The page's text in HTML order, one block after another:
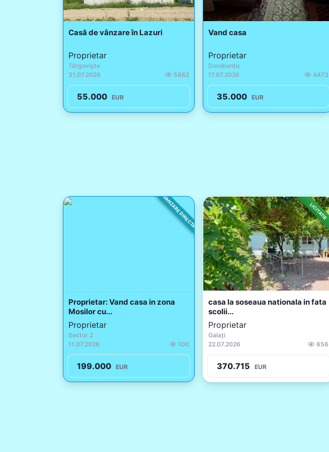
Casă de vânzare în Lazuri
Proprietar
Târgoviște
31.07.2026
5862
55.000 EUR
Vand casa
Proprietar
Dorobanțu
17.07.2026
4473
35.000 EUR
VANZARE DIRECTA
Proprietar: Vand casa in zona
Mosilor cu...
Proprietar
Sector 2
11.07.2026
100
199.000 EUR
LICITATIE
casa la soseaua nationala in fata
scolii...
Proprietar
Galați
22.07.2026
656
370.715 EUR